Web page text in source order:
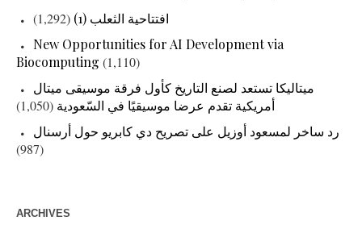
افتتاحية الثعلب (1)
(1,292)
New Opportunities for AI Development via
Biocomputing (1,110)
ميتاليكا تستعد لصنع التاريخ كأول فرقة موسيقى ميتال
أمريكية تقدم عرضا موسيقيًا في السّعودية (1,050)
رد ساخر لمسعود أوزيل على تصريح دي كابريو حول أرسنال
(987)
ARCHIVES